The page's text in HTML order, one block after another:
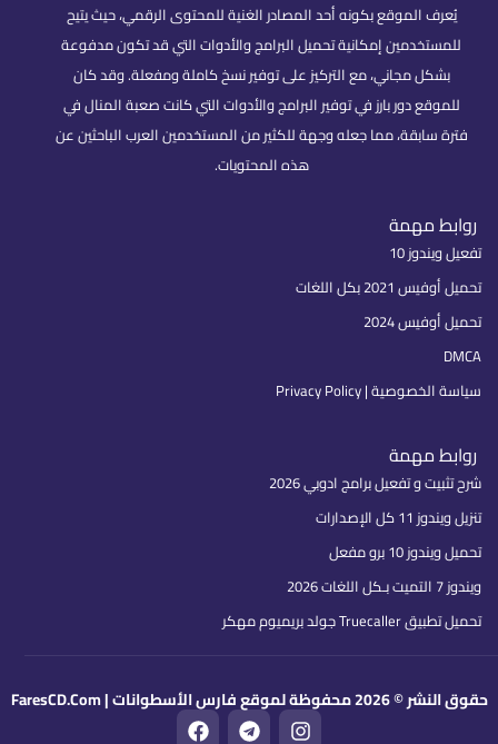
يُعرف الموقع بكونه أحد المصادر الغنية للمحتوى الرقمي، حيث يتيح
للمستخدمين إمكانية تحميل البرامج والأدوات التي قد تكون مدفوعة
بشكل مجاني، مع التركيز على توفير نسخ كاملة ومفعلة. وقد كان
للموقع دور بارز في توفير البرامج والأدوات التي كانت صعبة المنال في
فترة سابقة، مما جعله وجهة للكثير من المستخدمين العرب الباحثين عن
هذه المحتويات.
روابط مهمة
تفعيل ويندوز 10
تحميل أوفيس 2021 بكل اللغات
تحميل أوفيس 2024
DMCA
سياسة الخصوصية | Privacy Policy
روابط مهمة
شرح تثبيت و تفعيل برامج ادوبي 2026
تنزيل ويندوز 11 كل الإصدارات
تحميل ويندوز 10 برو مفعل
ويندوز 7 التميت بـكل اللغات 2026
تحميل تطبيق Truecaller جولد بريميوم مهكر
حقوق النشر © 2026 محفوظة لموقع فارس الأسطوانات | FaresCD.Com I
T
F